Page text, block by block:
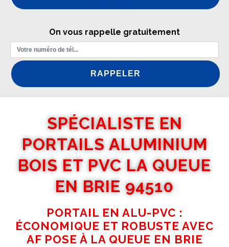
On vous rappelle gratuitement
SPÉCIALISTE EN
PORTAILS ALUMINIUM
BOIS ET PVC LA QUEUE
EN BRIE 94510
PORTAIL EN ALU-PVC :
ÉCONOMIQUE ET ROBUSTE AVEC
AF POSE À LA QUEUE EN BRIE